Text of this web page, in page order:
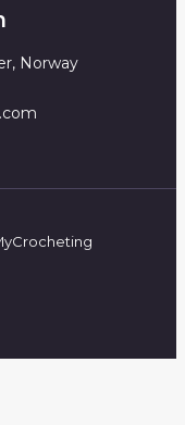
Norway